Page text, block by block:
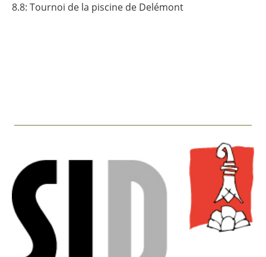
8.8: Tournoi de la piscine de Delémont